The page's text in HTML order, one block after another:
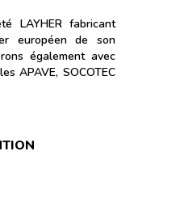
LAYHER fabricant
européen de son
également avec
APAVE, SOCOTEC